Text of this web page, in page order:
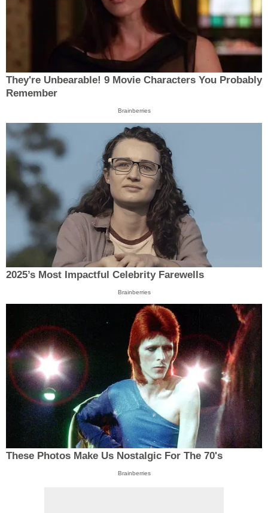
They're Unbearable! 9 Movie Characters You Probably
Remember
Brainberries
2025’s Most Impactful Celebrity Farewells
Brainberries
These Photos Make Us Nostalgic For The 70's
Brainberries